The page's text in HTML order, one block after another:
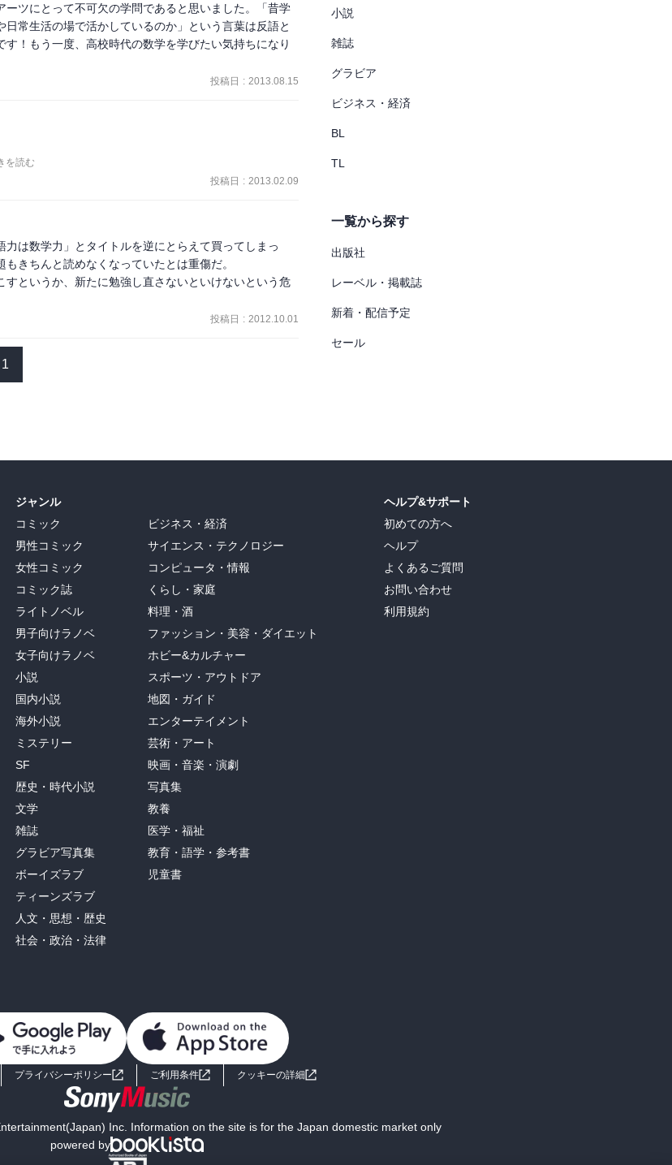
ツにとって不可欠の学問であると思いました。「昔学
常生活の場で活かしているのか」という言葉は反語と
！もう一度、高校時代の数学を学びたい気持ちになり
投稿日 : 2013.08.15
思ったが、違った。
説明があったし。数学の一番いいことろはチマチマし
たが、そうだったのかと思った。
いと思った。
を読む
投稿日 : 2013.02.09
は数学力」とタイトルを逆にとらえて買ってしまっ
きちんと読めなくなっていたとは重傷だ。
というか、新たに勉強し直さないといけないという危
投稿日 : 2012.10.01
1
小説
雑誌
グラビア
ビジネス・経済
BL
TL
一覧から探す
出版社
レーベル・掲載誌
新着・配信予定
セール
ジャンル
コミック
男性コミック
女性コミック
コミック誌
ライトノベル
男子向けラノベ
女子向けラノベ
小説
国内小説
海外小説
ミステリー
SF
歴史・時代小説
文学
雑誌
グラビア写真集
ボーイズラブ
ティーンズラブ
人文・思想・歴史
社会・政治・法律
ビジネス・経済
サイエンス・テクノロジー
コンピュータ・情報
くらし・家庭
料理・酒
ファッション・美容・ダイエット
ホビー&カルチャー
スポーツ・アウトドア
地図・ガイド
エンターテイメント
芸術・アート
映画・音楽・演劇
写真集
教養
医学・福祉
教育・語学・参考書
児童書
ヘルプ&サポート
初めての方へ
ヘルプ
よくあるご質問
お問い合わせ
利用規約
プライバシーポリシー ご利用条件 クッキーの詳細
Inc. Information on the site is for the Japan domestic market only
powered by